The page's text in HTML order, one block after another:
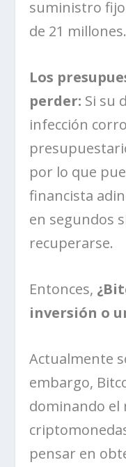
suministro
de 21 millones.
Los
perder: Si su
infección
por lo que
financista
en segundos
recuperarse.
Entonces,
inversión o
Actualmente
embargo,
dominando el
pensar en